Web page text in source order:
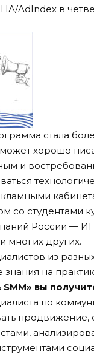
AdIndex в
стала
хорошо
и
со студентами
России —
многих других.
из
на
вы
по
продвижение,